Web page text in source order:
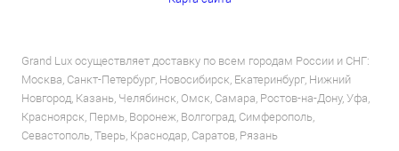
Grand Lux осуществляет доставку по всем городам России и СНГ:
Москва, Санкт-Петербург, Новосибирск, Екатеринбург, Нижний
Новгород, Казань, Челябинск, Омск, Самара, Ростов-на-Дону, Уфа,
Красноярск, Пермь, Воронеж, Волгоград, Симферополь,
Севастополь, Тверь, Краснодар, Саратов, Рязань